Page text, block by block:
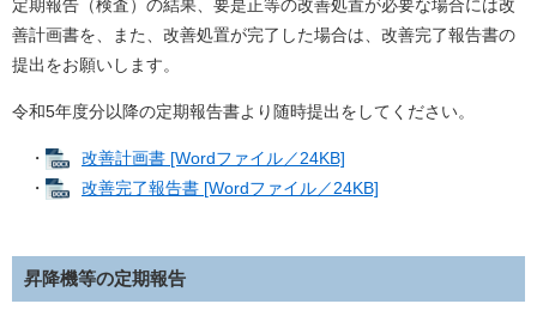
定期報告（検査）の結果、要是正等の改善処置が必要な場合には改
善計画書を、また、改善処置が完了した場合は、改善完了報告書の
提出をお願いします。
令和5年度分以降の定期報告書より随時提出をしてください。
・
改善計画書 [Wordファイル／24KB]
・
改善完了報告書 [Wordファイル／24KB]
昇降機等の定期報告